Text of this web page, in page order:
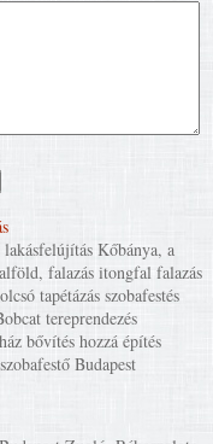
Kőbánya, a
falazás itongfal falazás
tapétázás szobafestés
tereprendezés
bővítés hozzá építés
Budapest